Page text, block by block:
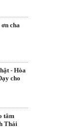
cha
- Hòa
cho
tâm
Thái